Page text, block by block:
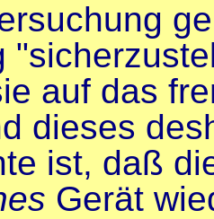
auf das
dieses
ist, daß
Gerät